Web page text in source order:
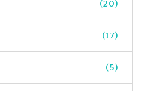
(20)
(17)
(5)